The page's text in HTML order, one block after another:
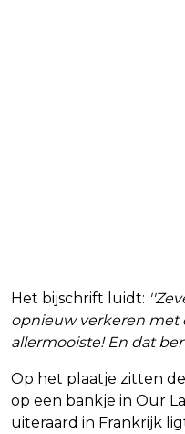
Het bijschrift luidt:
opnieuw verkeren met
allermooiste! En dat
Op het plaatje zitten
op een bankje in Our
uiteraard in Frankrijk